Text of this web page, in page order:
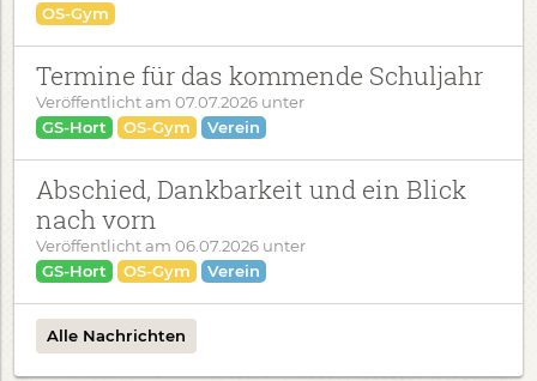
OS-Gym
Termine für das kommende Schuljahr
Veröffentlicht am 07.07.2026 unter
GS-Hort
OS-Gym Verein
Abschied, Dankbarkeit und ein Blick
nach vorn
Veröffentlicht am 06.07.2026 unter
GS-Hort
OS-Gym Verein
Alle Nachrichten